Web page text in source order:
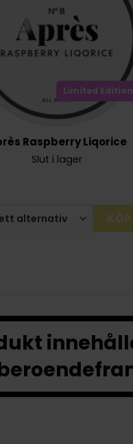
Limited Edition
Raspberry Liqorice
Slut i lager
KÖP